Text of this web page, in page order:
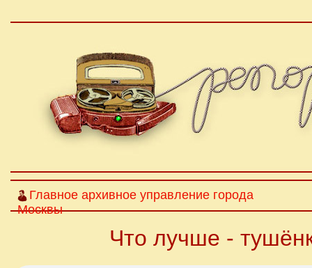
Главное архивное управление города
Москвы
Что лучше -